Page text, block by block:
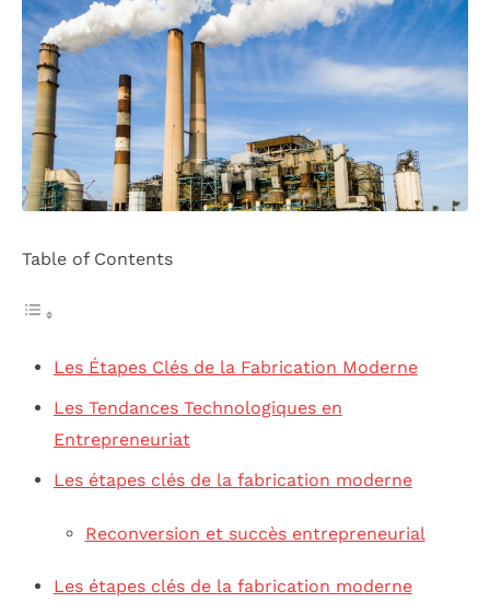
Table of Contents
Les Étapes Clés de la Fabrication Moderne
Les Tendances Technologiques en
Entrepreneuriat
Les étapes clés de la fabrication moderne
Reconversion et succès entrepreneurial
Les étapes clés de la fabrication moderne